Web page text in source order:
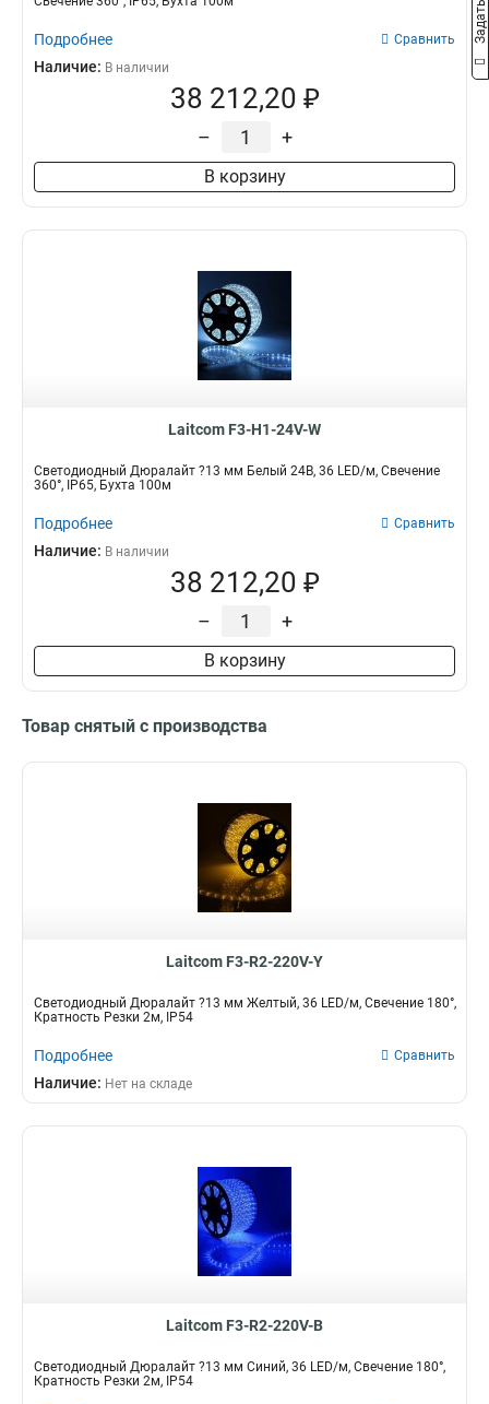
Подробнее Сравнить
Наличие: В наличии
38 212,20 ₽
– +
В корзину
Laitcom F3-H1-24V-W
Светодиодный Дюралайт ?13 мм Белый 24В, 36 LED/м, Свечение
360°, IP65, Бухта 100м
Подробнее Сравнить
Наличие: В наличии
38 212,20 ₽
– +
В корзину
Товар снятый с производства
Laitcom F3-R2-220V-Y
Светодиодный Дюралайт ?13 мм Желтый, 36 LED/м, Свечение 180°,
Кратность Резки 2м, IP54
Подробнее Сравнить
Наличие: Нет на складе
Laitcom F3-R2-220V-B
Светодиодный Дюралайт ?13 мм Синий, 36 LED/м, Свечение 180°,
Кратность Резки 2м, IP54